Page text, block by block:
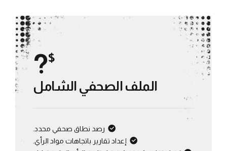
الملف الصحفي الشامل
$
?
رصد نطاق صحفي محدد.
إعداد تقارير باتجاهات مواد الرأي.